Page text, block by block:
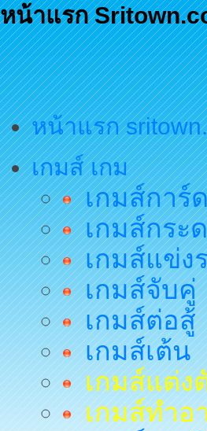
หน้าแรก
หน้าแรก
เกมส์ เกม
เกมส์การ์
เกมส์กระ
เกมส์แข่ง
เกมส์จับคู่
เกมส์ต่อสู้
เกมส์เต้น
เกมส์แต่ง
เกมส์ทำอ